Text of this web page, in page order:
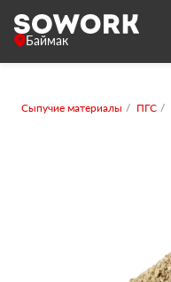
Баймак
Сыпучие материалы ПГС